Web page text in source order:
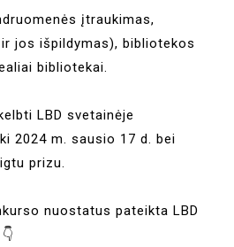
įtraukimas,
jos išpildymas), bibliotekos
bibliotekai.
LBD svetainėje
2024 m. sausio 17 d. bei
prizu.
nuostatus pateikta LBD